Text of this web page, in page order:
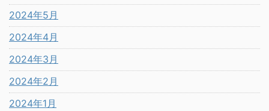
2024年5月
2024年4月
2024年3月
2024年2月
2024年1月